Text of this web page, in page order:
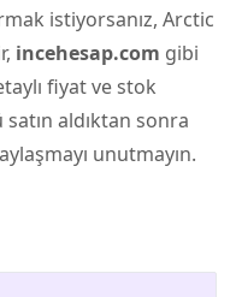
istiyorsanız, Arctic
incehesap.com gibi
fiyat ve stok
aldıktan sonra
unutmayın.